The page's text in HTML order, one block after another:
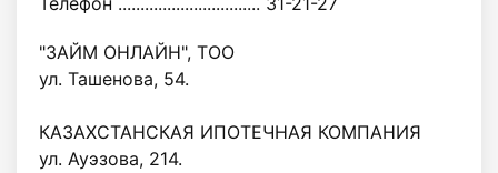
"ЗАЙМ ОНЛАЙН", ТОО
ул. Ташенова, 54.
КАЗАХСТАНСКАЯ ИПОТЕЧНАЯ КОМПАНИЯ
ул. Ауэзова, 214.